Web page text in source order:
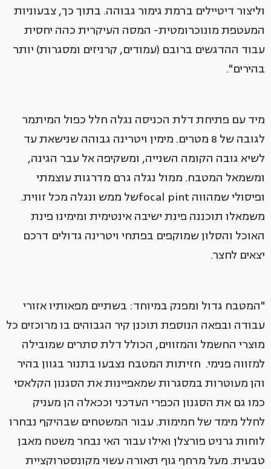
וליצור דיטיילים ברמת גימור גבוהה. בתוך כך, צבעוניות
המעטפת מונוכרומטית- המסה העיקרית כהה יחסית
עבוד ההדגשים ברובם (עמודים, קרניזים ומסגרות) יותר
בהירים".
מיד עם פתיחת דלת הכניסה נגלה חלל כפול המיתמר
לגובה של 8 מטרים. מימין ויטרינה גבוהה שנישאת עד
לשיא גובה הקומה השנייה, ומשקיפה אל עבר הגינה,
ומשמאל המטבח. ממול נגלה גרם מדרגות עוצמתי
ופיסולי שמהווה focal pintשל ממש ונגלה מכל זווית.
משמאלו תוכננה פינת ישיבה אינטימית ומימינו פינת
האוכל והסלון שמוקפים בפתחי ויטרינה גדולים דרכם
יצאים לחצר.
"המטבח גדול ומפנק במיוחד: בשתיים מפאותיו אזורי
עבודה ובפאה הנוספת תוכנן קיר הגבוהים בו מרוכזים כל
מוצרי החשמל והמזווים, הכולל דלת סתרים שמובילה
למזווה פנימי. חזיתות המטבח נצבעו בתנור בגוון בהיר
והן מעוטרות במסגרות שמאפיינות את הסגנון הקלאסי
כמו גם את הסגנון הכפרי העדכני וככאלה הן מעניק
לחלל מימד של חמימות. עבור המשטחים שבהיקף נבחרו
לוחות גרניט פורצלן ואילו עבור האי נבחר משטח מאבן
טבעית. מעל מרחף גוף תאורה עשוי מקונסטרוקציית